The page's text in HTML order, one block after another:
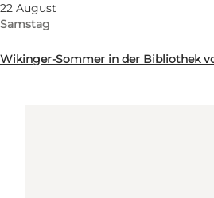
22 August
Samstag
Wikinger-Sommer in der Bibliothek